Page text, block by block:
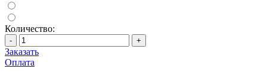
Количество:
- +
Заказать
Оплата